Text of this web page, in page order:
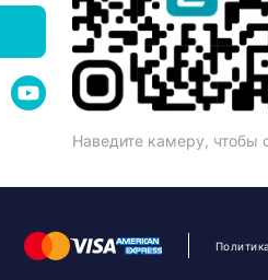
Наведите камеру, чтобы